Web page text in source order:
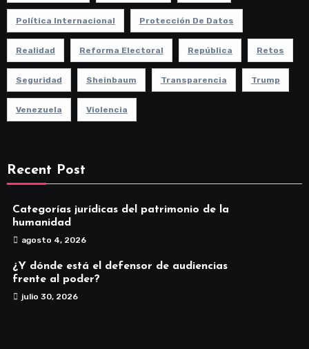
Política Internacional Protección De Datos
Realidad Reforma Electoral República Retos
Seguridad Sheinbaum Transparencia Trump
Venezuela Violencia
Recent Post
Categorías jurídicas del patrimonio de la
humanidad
agosto 4, 2026
¿Y dónde está el defensor de audiencias
frente al poder?
julio 30, 2026